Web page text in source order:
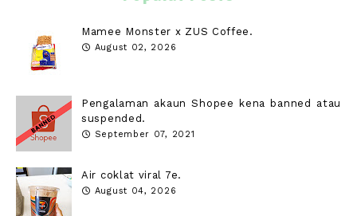
Mamee Monster x ZUS Coffee.
August 02, 2026
Pengalaman akaun Shopee kena banned atau
suspended.
September 07, 2021
Air coklat viral 7e.
August 04, 2026